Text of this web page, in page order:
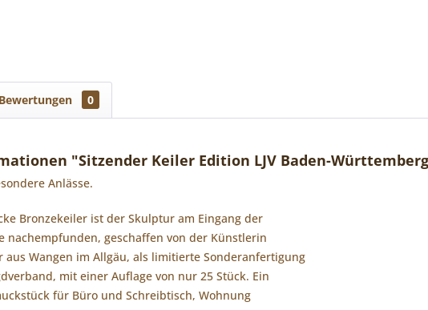
Bewertungen 0
"Sitzender Keiler Edition LJV Baden-
Anlässe.
Bronzekeiler ist der Skulptur am Eingang der
nachempfunden, geschaffen von der Künstlerin
aus Wangen im Allgäu, als limitierte Sonderanfertigung
mit einer Auflage von nur 25 Stück. Ein
für Büro und Schreibtisch, Wohnung